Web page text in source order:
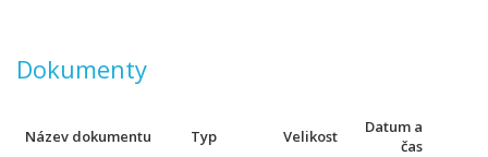
Dokumenty
Název dokumentu Typ Velikost
Datum a
čas